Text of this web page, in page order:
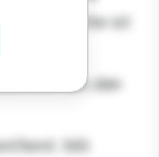
Küche ist
der
von den
Mit